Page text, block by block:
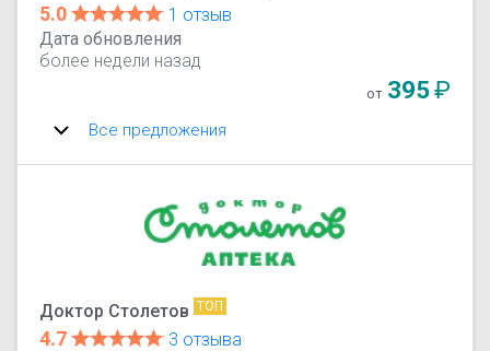
5.0
1 отзыв
Дата обновления
более недели назад
от 395₽
Все предложения
Доктор Столетов ТОП
4.7
3 отзыва